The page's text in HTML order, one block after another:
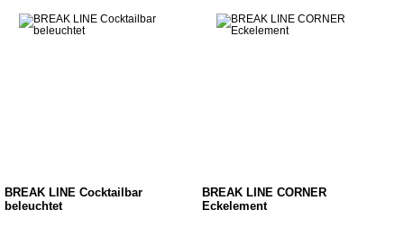
BREAK LINE Cocktailbar
beleuchtet
BREAK LINE CORNER
Eckelement